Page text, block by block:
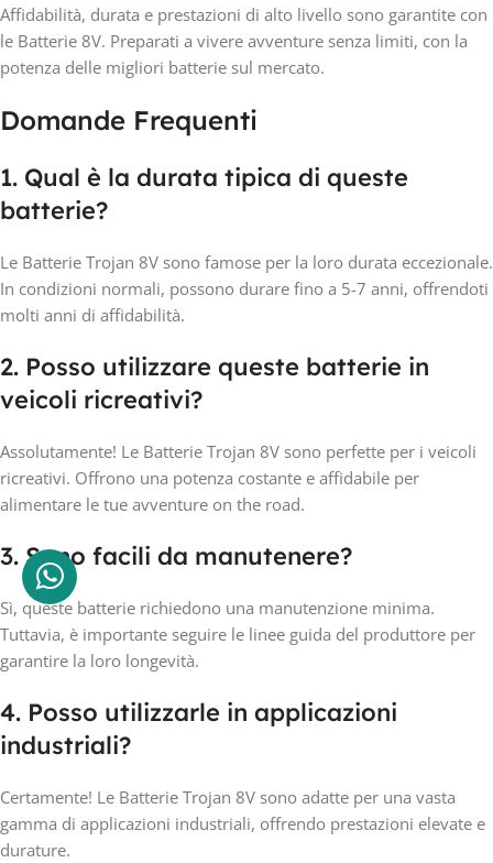
Affidabilità, durata e prestazioni di alto livello sono garantite con
le Batterie 8V. Preparati a vivere avventure senza limiti, con la
potenza delle migliori batterie sul mercato.
Domande Frequenti
1. Qual è la durata tipica di queste
batterie?
Le Batterie Trojan 8V sono famose per la loro durata eccezionale.
In condizioni normali, possono durare fino a 5-7 anni, offrendoti
molti anni di affidabilità.
2. Posso utilizzare queste batterie in
veicoli ricreativi?
Assolutamente! Le Batterie Trojan 8V sono perfette per i veicoli
ricreativi. Offrono una potenza costante e affidabile per
alimentare le tue avventure on the road.
3. Sono facili da manutenere?
Sì, queste batterie richiedono una manutenzione minima.
Tuttavia, è importante seguire le linee guida del produttore per
garantire la loro longevità.
4. Posso utilizzarle in applicazioni
industriali?
Certamente! Le Batterie Trojan 8V sono adatte per una vasta
gamma di applicazioni industriali, offrendo prestazioni elevate e
durature.